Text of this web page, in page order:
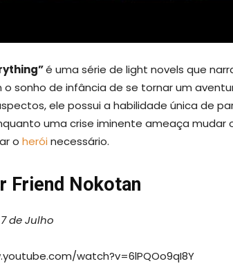
é uma série de light novels que
sonho de infância de se tornar um
ele possui a habilidade única de
uma crise iminente ameaça mudar
o herói necessário.
Friend Nokotan
de Julho
watch?v=6lPQOo9qI8Y